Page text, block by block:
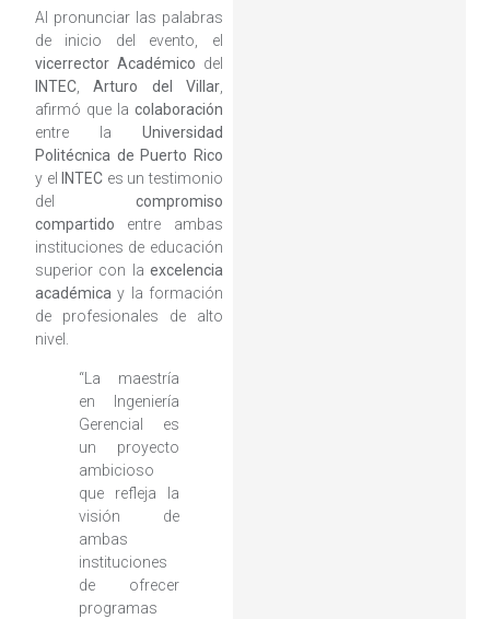
Al pronunciar las palabras
de inicio del evento, el
vicerrector Académico del
INTEC,Arturo del Villar,
afirmó que la colaboración
entre la Universidad
Politécnica de Puerto Rico
y el
INTEC es un testimonio
del compromiso
compartido entre ambas
instituciones de educación
superior con la excelencia
académica y la formación
de profesionales de alto
nivel.
“La maestría
en Ingeniería
Gerencial es
un proyecto
ambicioso
que refleja la
visión de
ambas
instituciones
de ofrecer
programas